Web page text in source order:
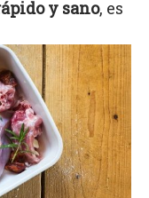
y sano, es